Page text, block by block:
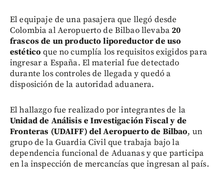
El equipaje de una pasajera que llegó desde
Colombia al Aeropuerto de Bilbao llevaba20
frascos de un producto liporeductor de uso
estético que no cumplía los requisitos exigidos para
ingresar a España. El material fue detectado
durante los controles de llegada y quedó a
disposición de la autoridad aduanera.
El hallazgo fue realizado por integrantes de la
Unidad de Análisis e Investigación Fiscal y de
Fronteras (UDAIFF) del Aeropuerto de Bilbao, un
grupo de la Guardia Civil que trabaja bajo la
dependencia funcional de Aduanas y que participa
en la inspección de mercancías que ingresan al país.